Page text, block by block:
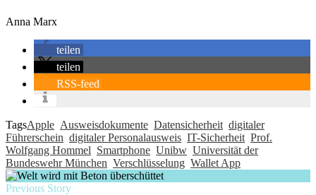
Anna Marx
teilen
teilen
RSS-feed
TagsApple Ausweisdokumente Datensicherheit digitaler
Führerschein digitaler Personalausweis IT-Sicherheit Prof.
Wolfgang Hommel Smartphone Unibw Universität der
Bundeswehr München Verschlüsselung Wallet App
Previous Story